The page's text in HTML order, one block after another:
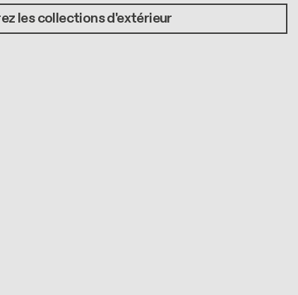
les collections d'extérieur